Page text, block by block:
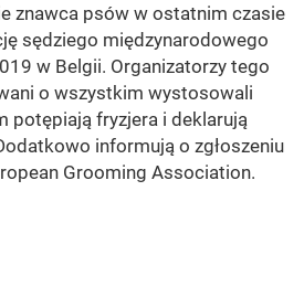
znawca psów w ostatnim czasie
sędziego międzynarodowego
w Belgii. Organizatorzy tego
o wszystkim wystosowali
potępiają fryzjera i deklarują
informują o zgłoszeniu
Grooming Association.